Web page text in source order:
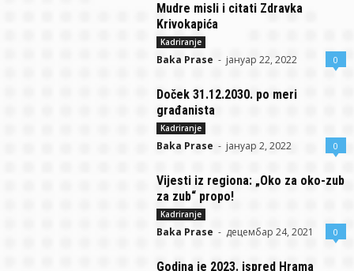
Mudre misli i citati Zdravka
Krivokapića
Kadriranje
Baka Prase - јануар 22, 2022 0
Doček 31.12.2030. po meri
građanista
Kadriranje
Baka Prase - јануар 2, 2022 0
Vijesti iz regiona: „Oko za oko-zub
za zub“ propo!
Kadriranje
Baka Prase - децембар 24, 2021 0
Godina je 2023. ispred Hrama